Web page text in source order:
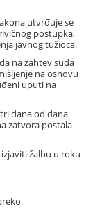
utvrđuje se
postupka,
javnog tužioca.
na zahtev suda
na osnovu
uputi na
dana od dana
zatvora postala
žalbu u roku